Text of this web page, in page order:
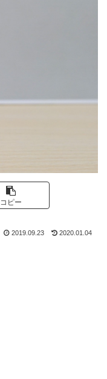
コピー
2019.09.23 2020.01.04